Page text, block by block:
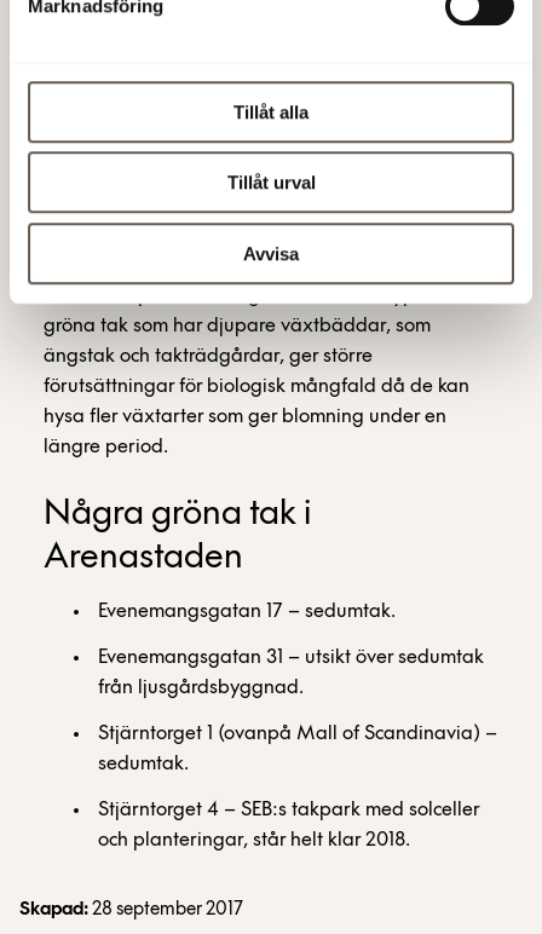
Marknadsföring
Tillåt alla
Tillåt urval
Avvisa
Förutom gröna tak har vi anlagt flera pocketparker i
biologisk mångfald. De blir en plats för bin, humlor
och fjärilar att stanna kvar på, vilket i förlängningen
ger ett rikare fågelliv.
försommaren och är en födokälla för humlor och bin
gröna tak som har djupare växtbäddar, som
ängstak och takträdgårdar, ger större
förutsättningar för biologisk mångfald då de kan
hysa fler växtarter som ger blomning under en
längre period.
Några gröna tak i
Arenastaden
Evenemangsgatan 17 – sedumtak.
Evenemangsgatan 31 – utsikt över sedumtak
från ljusgårdsbyggnad.
Stjärntorget 1 (ovanpå Mall of Scandinavia) –
sedumtak.
Stjärntorget 4 – SEB:s takpark med solceller
och planteringar, står helt klar 2018.
Skapad:28 september 2017